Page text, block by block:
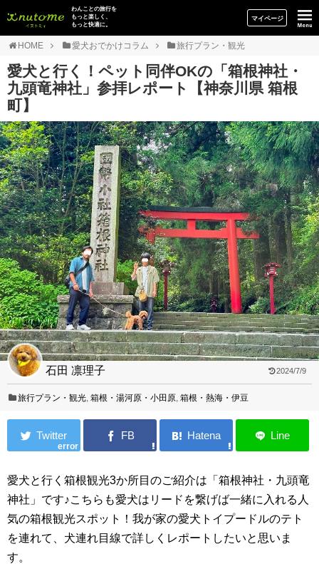
イヌトミィ
わんことの旅行を
もっと楽しく、
もっと快適に。
マイページ
HOME 愛犬おでかけコラム 旅行プラン・観光
愛犬と行く！ペット同伴OKの「箱根神社・
九頭竜神社」参拝レポート【神奈川県 箱根
町】
石田 凛理子 2024/7/9
旅行プラン・観光,箱根・湯河原・小田原,箱根・熱海・伊豆
error
愛犬と行く箱根観光3か所目のご紹介は「箱根神社・九頭竜
神社」です♪こちらも愛犬はリードを繋げば一緒に入れる人
気の箱根観光スポット！我が家の愛犬トイプードルのテト
を連れて、犬連れ目線で詳しくレポートしたいと思いま
す。